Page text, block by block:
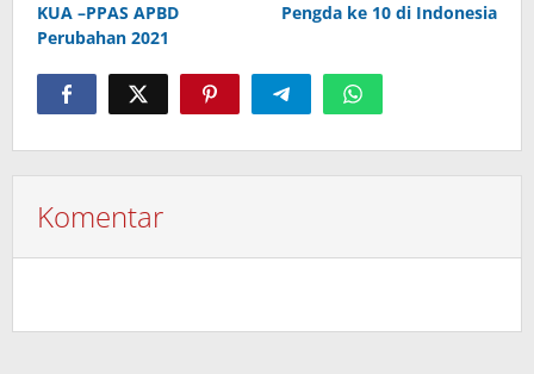
KUA –PPAS APBD
Perubahan 2021
Pengda ke 10 di Indonesia
Komentar